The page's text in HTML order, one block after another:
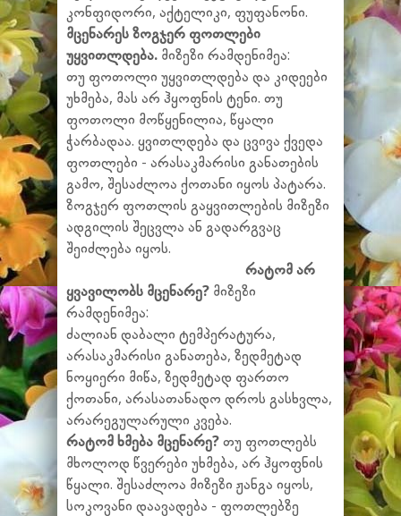
კონფიდორი, აქტელიკი, ფუფანონი.
მცენარეს ზოგჯერ ფოთლები
უყვითლდება. მიზეზი რამდენიმეა:
თუ ფოთოლი უყვითლდება და კიდეები
უხმება, მას არ ჰყოფნის ტენი. თუ
ფოთოლი მოწყენილია, წყალი
ჭარბადაა. ყვითლდება და ცვივა ქვედა
ფოთლები - არასაკმარისი განათების
გამო, შესაძლოა ქოთანი იყოს პატარა.
ზოგჯერ ფოთლის გაყვითლების მიზეზი
ადგილის შეცვლა ან გადარგვაც
შეიძლება იყოს.
რატომ არ
ყვავილობს მცენარე? მიზეზი
რამდენიმეა:
ძალიან დაბალი ტემპერატურა,
არასაკმარისი განათება, ზედმეტად
ნოყიერი მიწა, ზედმეტად ფართო
ქოთანი, არასათანადო დროს გასხვლა,
არარეგულარული კვება.
რატომ ხმება მცენარე?თუ ფოთლებს
მხოლოდ წვერები უხმება, არ ჰყოფნის
წყალი. შესაძლოა მიზეზი ჟანგა იყოს,
სოკოვანი დაავადება - ფოთლებზე